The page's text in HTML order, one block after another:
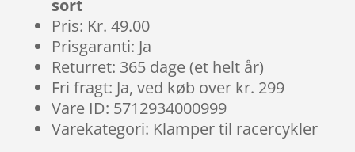
sort
Pris: Kr. 49.00
Prisgaranti: Ja
Returret: 365 dage (et helt år)
Fri fragt: Ja, ved køb over kr. 299
Vare ID: 5712934000999
Varekategori: Klamper til racercykler